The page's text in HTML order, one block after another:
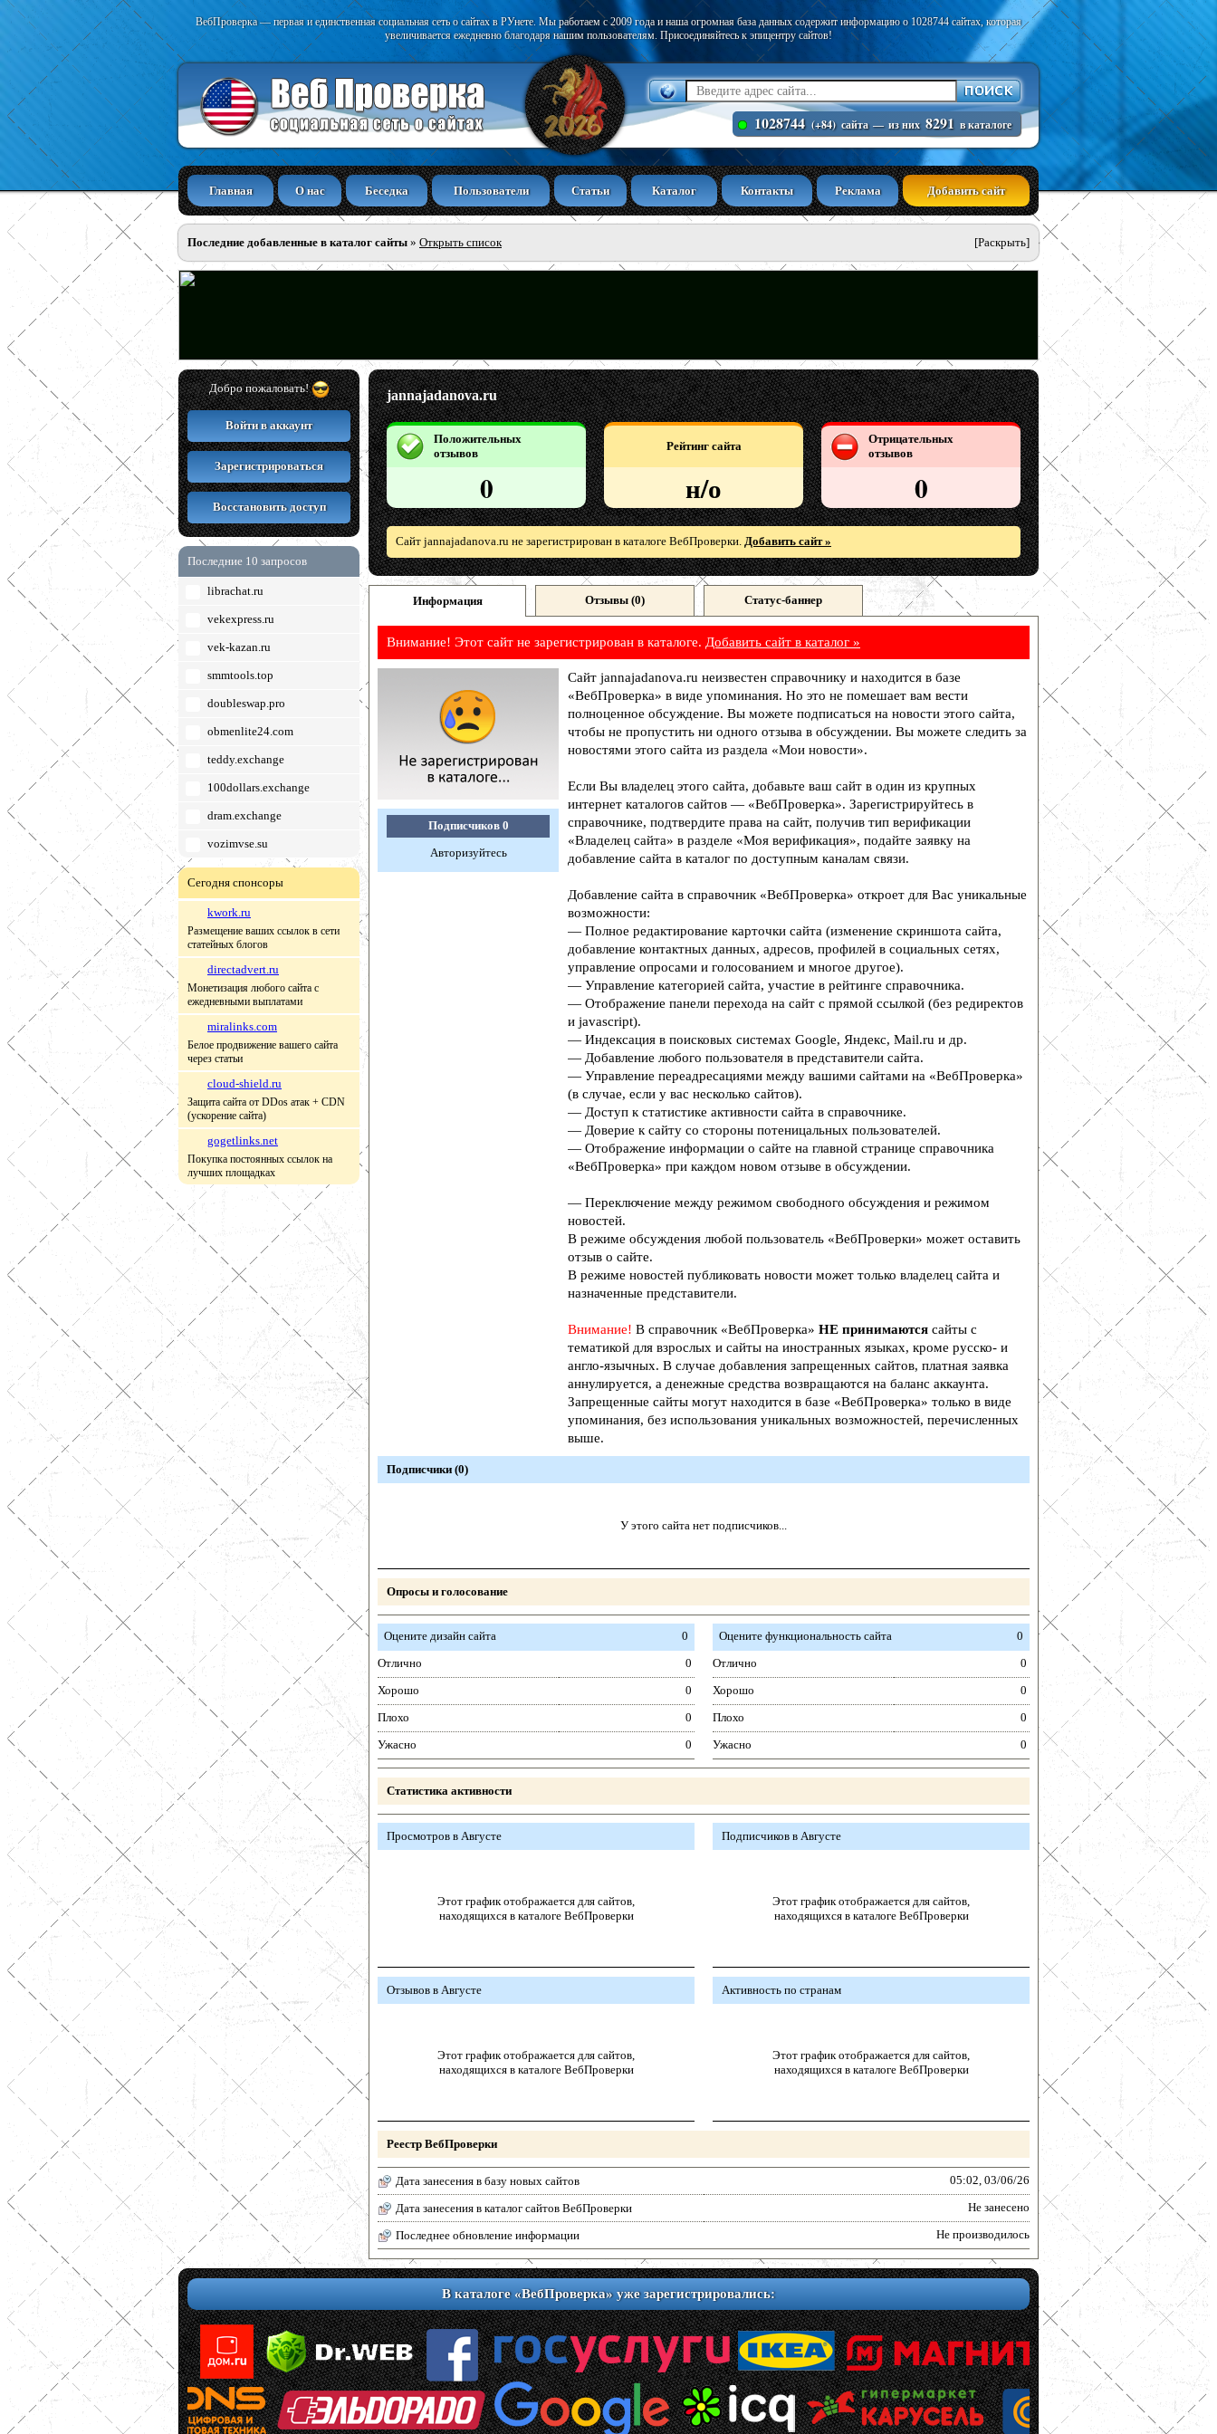
ВебПроверка — первая и единственная социальная сеть о сайтах в РУнете. Мы работаем с 2009 года и наша огромная база данных содержит информацию о 1028744 сайтах, которая
увеличивается ежедневно благодаря нашим пользователям. Присоединяйтесь к эпицентру сайтов!
1028744 (+84) сайта — из них 8291 в каталоге
Главная О нас Беседка Пользователи Статьи Каталог Контакты Реклама Добавить сайт
Последние добавленные в каталог сайты » Открыть список [Раскрыть]
Добро пожаловать!
Войти в аккаунт
Зарегистрироваться
Восстановить доступ
Последние 10 запросов
librachat.ru
vekexpress.ru
vek-kazan.ru
smmtools.top
doubleswap.pro
obmenlite24.com
teddy.exchange
100dollars.exchange
dram.exchange
vozimvse.su
Сегодня спонсоры
kwork.ru
Размещение ваших ссылок в сети
статейных блогов
directadvert.ru
Монетизация любого сайта с
ежедневными выплатами
miralinks.com
Белое продвижение вашего сайта
через статьи
cloud-shield.ru
Защита сайта от DDos атак + CDN
(ускорение сайта)
gogetlinks.net
Покупка постоянных ссылок на
лучших площадках
jannajadanova.ru
Положительных
отзывов
0
Рейтинг сайта
н/о
Отрицательных
отзывов
0
Сайт jannajadanova.ru не зарегистрирован в каталоге ВебПроверки. Добавить сайт »
Информация Отзывы (0) Статус-баннер
Внимание! Этот сайт не зарегистрирован в каталоге. Добавить сайт в каталог »
Подписчиков 0
Авторизуйтесь
Сайт jannajadanova.ru неизвестен справочнику и находится в базе
«ВебПроверка» в виде упоминания. Но это не помешает вам вести
полноценное обсуждение. Вы можете подписаться на новости этого сайта,
чтобы не пропустить ни одного отзыва в обсуждении. Вы можете следить за
новостями этого сайта из раздела «Мои новости».
Если Вы владелец этого сайта, добавьте ваш сайт в один из крупных
интернет каталогов сайтов — «ВебПроверка». Зарегистрируйтесь в
справочнике, подтвердите права на сайт, получив тип верификации
«Владелец сайта» в разделе «Моя верификация», подайте заявку на
добавление сайта в каталог по доступным каналам связи.
Добавление сайта в справочник «ВебПроверка» откроет для Вас уникальные
возможности:
— Полное редактирование карточки сайта (изменение скриншота сайта,
добавление контактных данных, адресов, профилей в социальных сетях,
управление опросами и голосованием и многое другое).
— Управление категорией сайта, участие в рейтинге справочника.
— Отображение панели перехода на сайт с прямой ссылкой (без редиректов
и javascript).
— Индексация в поисковых системах Google, Яндекс, Mail.ru и др.
— Добавление любого пользователя в представители сайта.
— Управление переадресациями между вашими сайтами на «ВебПроверка»
(в случае, если у вас несколько сайтов).
— Доступ к статистике активности сайта в справочнике.
— Доверие к сайту со стороны потеницальных пользователей.
— Отображение информации о сайте на главной странице справочника
«ВебПроверка» при каждом новом отзыве в обсуждении.
— Переключение между режимом свободного обсуждения и режимом
новостей.
В режиме обсуждения любой пользователь «ВебПроверки» может оставить
отзыв о сайте.
В режиме новостей публиковать новости может только владелец сайта и
назначенные представители.
Внимание! В справочник «ВебПроверка» НЕ принимаются сайты с
тематикой для взрослых и сайты на иностранных языках, кроме русско- и
англо-язычных. В случае добавления запрещенных сайтов, платная заявка
аннулируется, а денежные средства возвращаются на баланс аккаунта.
Запрещенные сайты могут находится в базе «ВебПроверка» только в виде
упоминания, без использования уникальных возможностей, перечисленных
выше.
Подписчики (0)
У этого сайта нет подписчиков...
Опросы и голосование
Оцените дизайн сайта
0
Отлично
0
Хорошо
0
Плохо
0
Ужасно
0
Оцените функциональность сайта
0
Отлично
0
Хорошо
0
Плохо
0
Ужасно
0
Статистика активности
Просмотров в Августе
Этот график отображается для сайтов,
находящихся в каталоге ВебПроверки
Подписчиков в Августе
Этот график отображается для сайтов,
находящихся в каталоге ВебПроверки
Отзывов в Августе
Этот график отображается для сайтов,
находящихся в каталоге ВебПроверки
Активность по странам
Этот график отображается для сайтов,
находящихся в каталоге ВебПроверки
Реестр ВебПроверки
Дата занесения в базу новых сайтов 05:02, 03/06/26
Дата занесения в каталог сайтов ВебПроверки Не занесено
Последнее обновление информации Не производилось
В каталоге «ВебПроверка» уже зарегистрировались: